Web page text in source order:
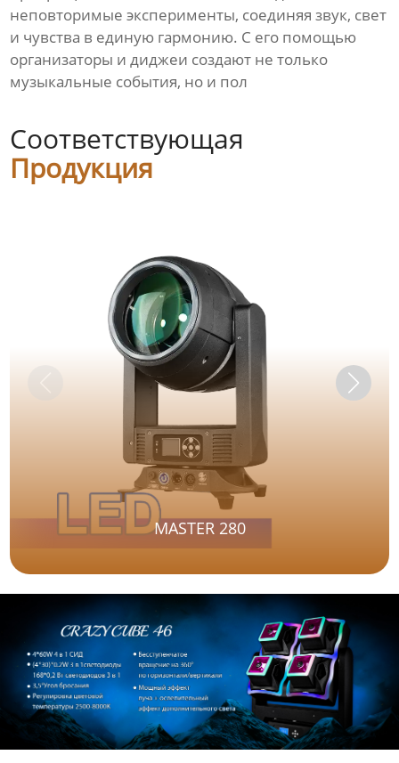
неповторимые эксперименты, соединяя звук, свет
и чувства в единую гармонию. С его помощью
организаторы и диджеи создают не только
музыкальные события, но и пол
Соответствующая
Продукция
MASTER 280